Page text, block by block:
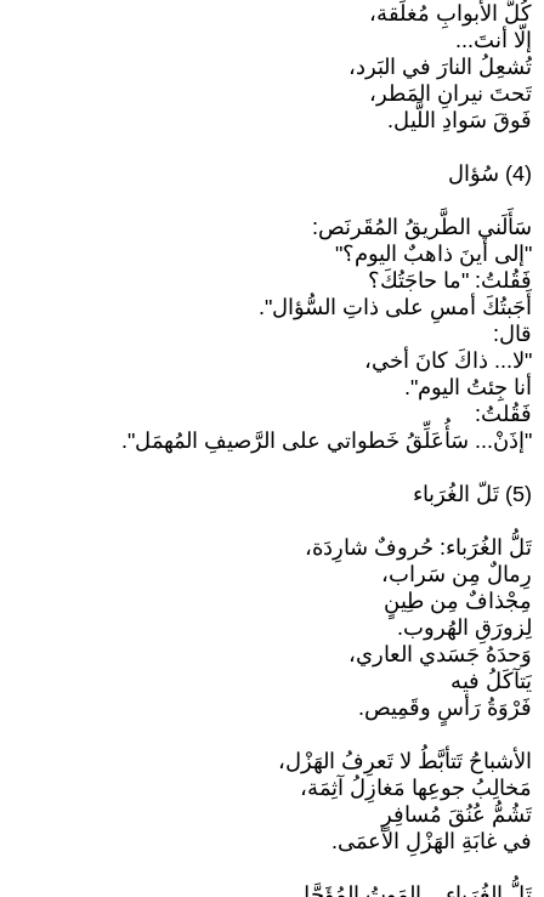
كُلُّ الأبوابِ مُغلَقة،
إلّا أنتَ...
تُشعِلُ النارَ في البَرد،
تَحتَ نيرانِ المَطر،
فَوقَ سَوادِ اللَّيل.
(4) سُؤال
سَأَلَني الطَّريقُ المُقَرنَص:
"إلى أينَ ذاهبٌ اليوم؟"
فَقُلتُ: "ما حاجَتُكَ؟
أَجَبتُكَ أمسِ على ذاتِ السُّؤال".
قال:
"لا... ذاكَ كانَ أخي،
أنا جِئتُ اليوم".
فَقُلتُ:
"إذَنْ... سَأُعَلِّقُ خَطواتي على الرَّصيفِ المُهمَل".
(5) تَلّ الغُرَباء
تَلُّ الغُرَباء: حُروفٌ شارِدَة،
رِمالٌ مِن سَراب،
مِجْذافٌ مِن طِينٍ
لِزورَقِ الهُروب.
وَحدَهُ جَسَدي العاري،
يَتآكَلُ فيه
فَرْوَةُ رَأسٍ وقَمِيص.
الأشباحُ تَتأبَّطُ لا تَعرِفُ الهَزْل،
مَخالِبُ جوعِها مَغازِلُ آثِمَة،
تَشُمُّ عُنُقَ مُسافِرٍ
في غابَةِ الهَزْلِ الأعمَى.